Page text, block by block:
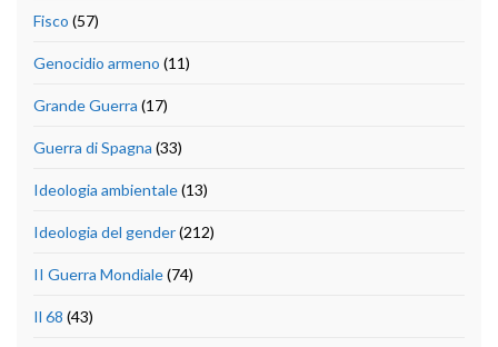
Fisco (57)
Genocidio armeno (11)
Grande Guerra (17)
Guerra di Spagna (33)
Ideologia ambientale(13)
Ideologia del gender(212)
II Guerra Mondiale(74)
Il 68 (43)